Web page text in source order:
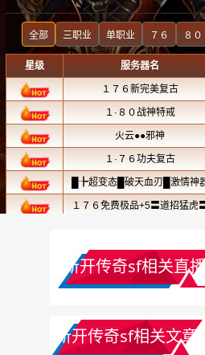
新开传奇sf相关直播
新开传奇sf相关文章